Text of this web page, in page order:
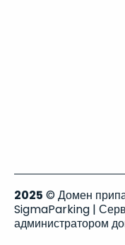
2025 © Домен
SigmaParking |
администратором